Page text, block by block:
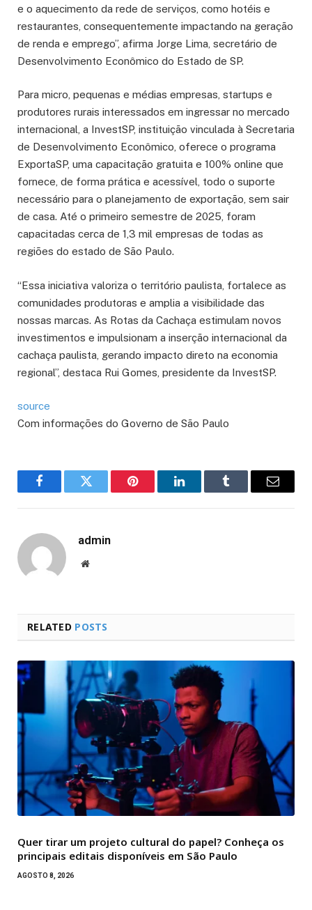
e o aquecimento da rede de serviços, como hotéis e
restaurantes, consequentemente impactando na geração
de renda e emprego”, afirma Jorge Lima, secretário de
Desenvolvimento Econômico do Estado de SP.
Para micro, pequenas e médias empresas, startups e
produtores rurais interessados em ingressar no mercado
internacional, a InvestSP, instituição vinculada à Secretaria
de Desenvolvimento Econômico, oferece o programa
ExportaSP, uma capacitação gratuita e 100% online que
fornece, de forma prática e acessível, todo o suporte
necessário para o planejamento de exportação, sem sair
de casa. Até o primeiro semestre de 2025, foram
capacitadas cerca de 1,3 mil empresas de todas as
regiões do estado de São Paulo.
“Essa iniciativa valoriza o território paulista, fortalece as
comunidades produtoras e amplia a visibilidade das
nossas marcas. As Rotas da Cachaça estimulam novos
investimentos e impulsionam a inserção internacional da
cachaça paulista, gerando impacto direto na economia
regional”, destaca Rui Gomes, presidente da InvestSP.
source
Com informações do Governo de São Paulo
FacebookTwitter Pinterest LinkedInTumblr Email
admin
Website
RELATED POSTS
Quer tirar um projeto cultural do papel? Conheça os
principais editais disponíveis em São Paulo
AGOSTO 8, 2026